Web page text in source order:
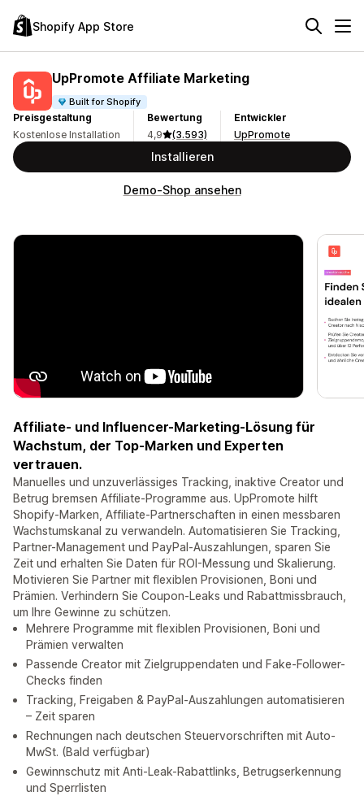
Shopify App Store
UpPromote Affiliate Marketing
Built for Shopify
Preisgestaltung
Kostenlose Installation
Bewertung
4,9
(3.593)
Entwickler
UpPromote
Installieren
Demo-Shop ansehen
Affiliate- und Influencer-Marketing-Lösung für
Wachstum, der Top-Marken und Experten
vertrauen.
Manuelles und unzuverlässiges Tracking, inaktive Creator und
Betrug bremsen Affiliate-Programme aus. UpPromote hilft
Shopify-Marken, Affiliate-Partnerschaften in einen messbaren
Wachstumskanal zu verwandeln. Automatisieren Sie Tracking,
Partner-Management und PayPal-Auszahlungen, sparen Sie
Zeit und erhalten Sie Daten für ROI-Messung und Skalierung.
Motivieren Sie Partner mit flexiblen Provisionen, Boni und
Prämien. Verhindern Sie Coupon-Leaks und Rabattmissbrauch,
um Ihre Gewinne zu schützen.
Mehrere Programme mit flexiblen Provisionen, Boni und
Prämien verwalten
Passende Creator mit Zielgruppendaten und Fake-Follower-
Checks finden
Tracking, Freigaben & PayPal-Auszahlungen automatisieren
– Zeit sparen
Rechnungen nach deutschen Steuervorschriften mit Auto-
MwSt. (Bald verfügbar)
Gewinnschutz mit Anti-Leak-Rabattlinks, Betrugserkennung
und Sperrlisten